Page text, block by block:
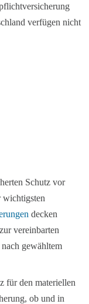
verfügen nicht
Schutz vor
wichtigsten
decken
vereinbarten
gewähltem
für den materiellen
ob und in